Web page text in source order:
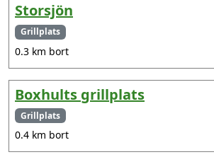
Storsjön
Grillplats
0.3 km bort
Boxhults grillplats
Grillplats
0.4 km bort